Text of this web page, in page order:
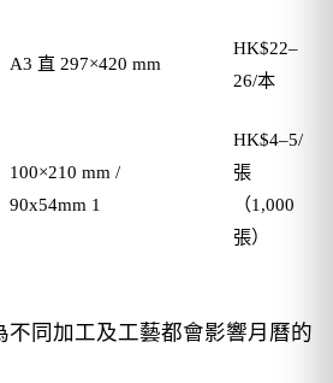
A3 直 297×420 mm
HK$22–
26/本
100×210 mm /
90x54mm 1
HK$4–5/
張
（1,000
張）
同加工及工藝都會影響月曆的